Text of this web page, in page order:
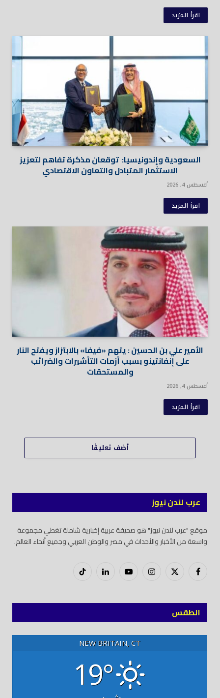
اقرأ المزيد
السعودية وإندونيسيا: توقعان مذكرة تفاهم لتعزيز
الاستثمار المتبادل والتعاون الاقتصادي
أغسطس 4, 2026
اقرأ المزيد
الأمير علي بن الحسين : يتهم «فيفا» بالابتزاز ويفتح النار
على إنفانتينو بسبب أزمات التأشيرات والضرائب
والمستحقات
أغسطس 4, 2026
اقرأ المزيد
أضف تعليقًا
عرب لندن نيوز
موقع "عرب لندن نيوز" هو صحيفة عربية إخبارية شاملة تغطي مجموعة
واسعة من الأخبار والأحداث في مصر والوطن العربي وجميع أنحاء العالم.
فيسبوكX
إنستغراميوتيوب لينكدودتيك
الطقس
NEW BRITAIN, CT
19°